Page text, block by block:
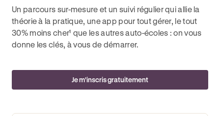
Un parcours sur-mesure et un suivi régulier qui allie la
théorie à la pratique, une app pour tout gérer, le tout
30% moins cher¹ que les autres auto-écoles : on vous
donne les clés, à vous de démarrer.
Je m'inscris gratuitement